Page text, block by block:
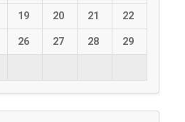
19 20 21 22
26 27 28 29